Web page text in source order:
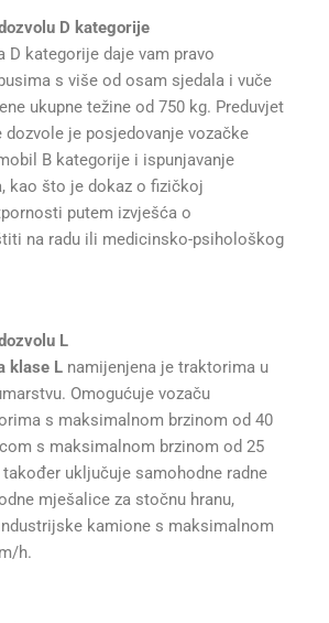
D kategorije
D kategorije daje vam pravo
s više od osam sjedala i vuče
ukupne težine od 750 kg. Preduvjet
dozvole je posjedovanje vozačke
B kategorije i ispunjavanje
kao što je dokaz o fizičkoj
putem izvješća o
na radu ili medicinsko-psihološkog
L
klase L namijenjena je traktorima u
Omogućuje vozaču
s maksimalnom brzinom od 40
s maksimalnom brzinom od 25
uključuje samohodne radne
mješalice za stočnu hranu,
kamione s maksimalnom
h.